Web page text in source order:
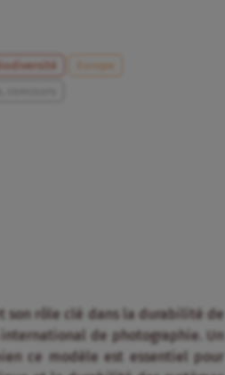
Biodiversité
Europe
son rôle clé dans la durabilité de
de photographie. Un
ce modèle est essentiel pour